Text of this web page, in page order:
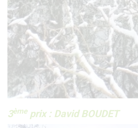
3èmeprix : David BOUDET